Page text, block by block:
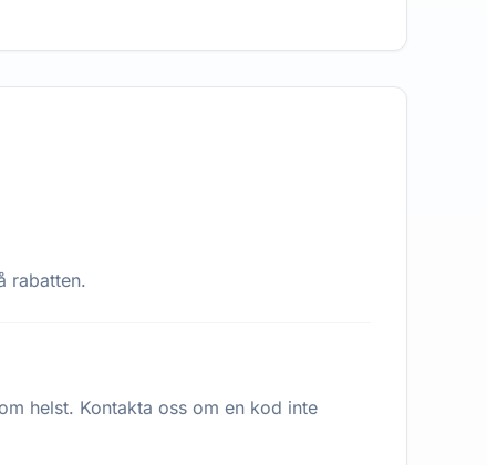
rabatten.
helst. Kontakta oss om en kod inte